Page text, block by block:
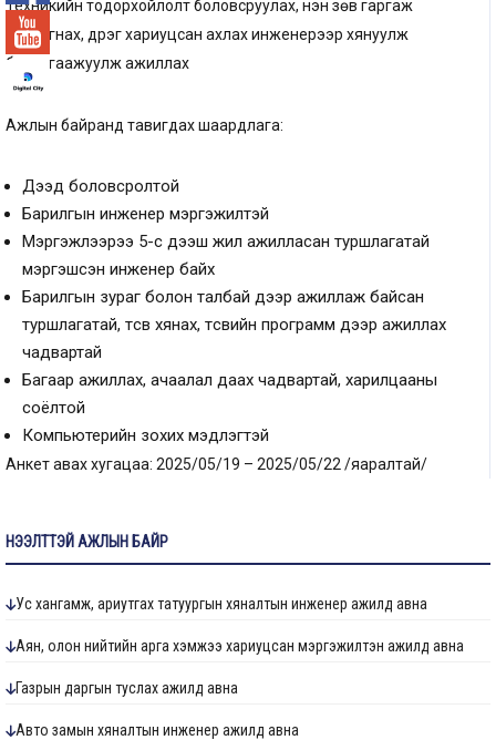
Техникийн тодорхойлолт боловсруулах, үнэн зөв гаргаж
тайлагнах, дүүрэг хариуцсан ахлах инженерээр хянуулж
баталгаажуулж ажиллах
Ажлын байранд тавигдах шаардлага:
Дээд боловсролтой
Барилгын инженер мэргэжилтэй
Мэргэжлээрээ 5-с дээш жил ажилласан туршлагатай
мэргэшсэн инженер байх
Барилгын зураг болон талбай дээр ажиллаж байсан
туршлагатай, төсөв хянах, төсвийн программ дээр ажиллах
чадвартай
Багаар ажиллах, ачаалал даах чадвартай, харилцааны
соёлтой
Компьютерийн зохих мэдлэгтэй
Анкет авах хугацаа: 2025/05/19 – 2025/05/22 /яаралтай/
НЭЭЛТТЭЙ АЖЛЫН БАЙР
Ус хангамж, ариутгах татуургын хяналтын инженер ажилд авна
Аян, олон нийтийн арга хэмжээ хариуцсан мэргэжилтэн ажилд авна
Газрын даргын туслах ажилд авна
Авто замын хяналтын инженер ажилд авна